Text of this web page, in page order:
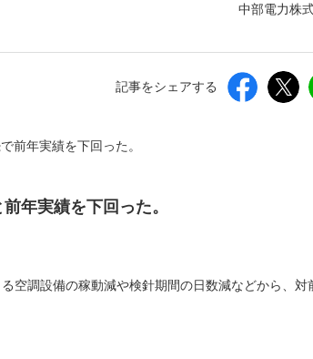
中部電力株
記事をシェアする
前年実績を下回った。
年実績を下回った。
空調設備の稼動減や検針期間の日数減などから、対